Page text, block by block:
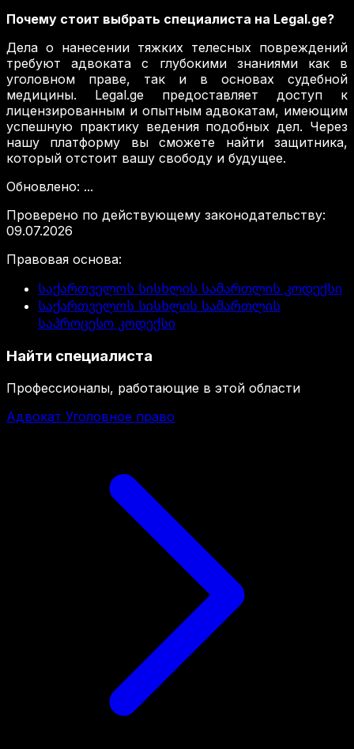
Почему стоит выбрать специалиста на Legal.ge?
Дела о нанесении тяжких телесных повреждений
требуют адвоката с глубокими знаниями как в
уголовном праве, так и в основах судебной
медицины. Legal.ge предоставляет доступ к
лицензированным и опытным адвокатам, имеющим
успешную практику ведения подобных дел. Через
нашу платформу вы сможете найти защитника,
который отстоит вашу свободу и будущее.
Обновлено: ...
Проверено по действующему законодательству:
09.07.2026
Правовая основа:
საქართველოს სისხლის სამართლის კოდექსი
საქართველოს სისხლის სამართლის
საპროცესო კოდექსი
Найти специалиста
Профессионалы, работающие в этой области
Адвокат Уголовное право